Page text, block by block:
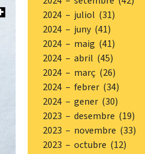
2024 – juliol (31)
2024 – juny (41)
2024 – maig (41)
2024 – abril (45)
2024 – març (26)
2024 – febrer (34)
2024 – gener (30)
2023 – desembre (19)
2023 – novembre (33)
2023 – octubre (12)